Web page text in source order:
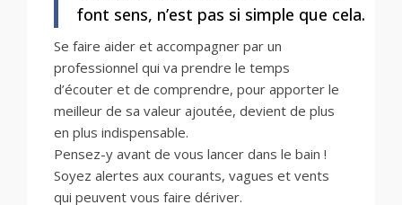
font sens, n’est pas si simple que cela.
Se faire aider et accompagner par un
professionnel qui va prendre le temps
d’écouter et de comprendre, pour apporter le
meilleur de sa valeur ajoutée, devient de plus
en plus indispensable.
Pensez-y avant de vous lancer dans le bain !
Soyez alertes aux courants, vagues et vents
qui peuvent vous faire dériver.